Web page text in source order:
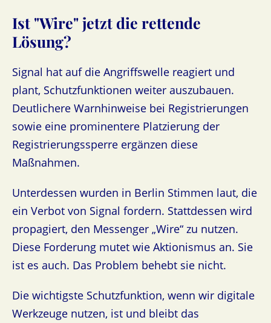
Ist "Wire" jetzt die rettende
Lösung?
Signal hat auf die Angriffswelle reagiert und
plant, Schutzfunktionen weiter auszubauen.
Deutlichere Warnhinweise bei Registrierungen
sowie eine prominentere Platzierung der
Registrierungssperre ergänzen diese
Maßnahmen.
Unterdessen wurden in Berlin Stimmen laut, die
ein Verbot von Signal fordern. Stattdessen wird
propagiert, den Messenger „Wire“ zu nutzen.
Diese Forderung mutet wie Aktionismus an. Sie
ist es auch. Das Problem behebt sie nicht.
Die wichtigste Schutzfunktion, wenn wir digitale
Werkzeuge nutzen, ist und bleibt das